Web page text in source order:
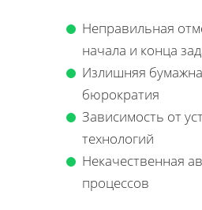
Неправильная
начала и конца
Излишняя
бюрократия
Зависимость от
технологий
Некачественная
процессов